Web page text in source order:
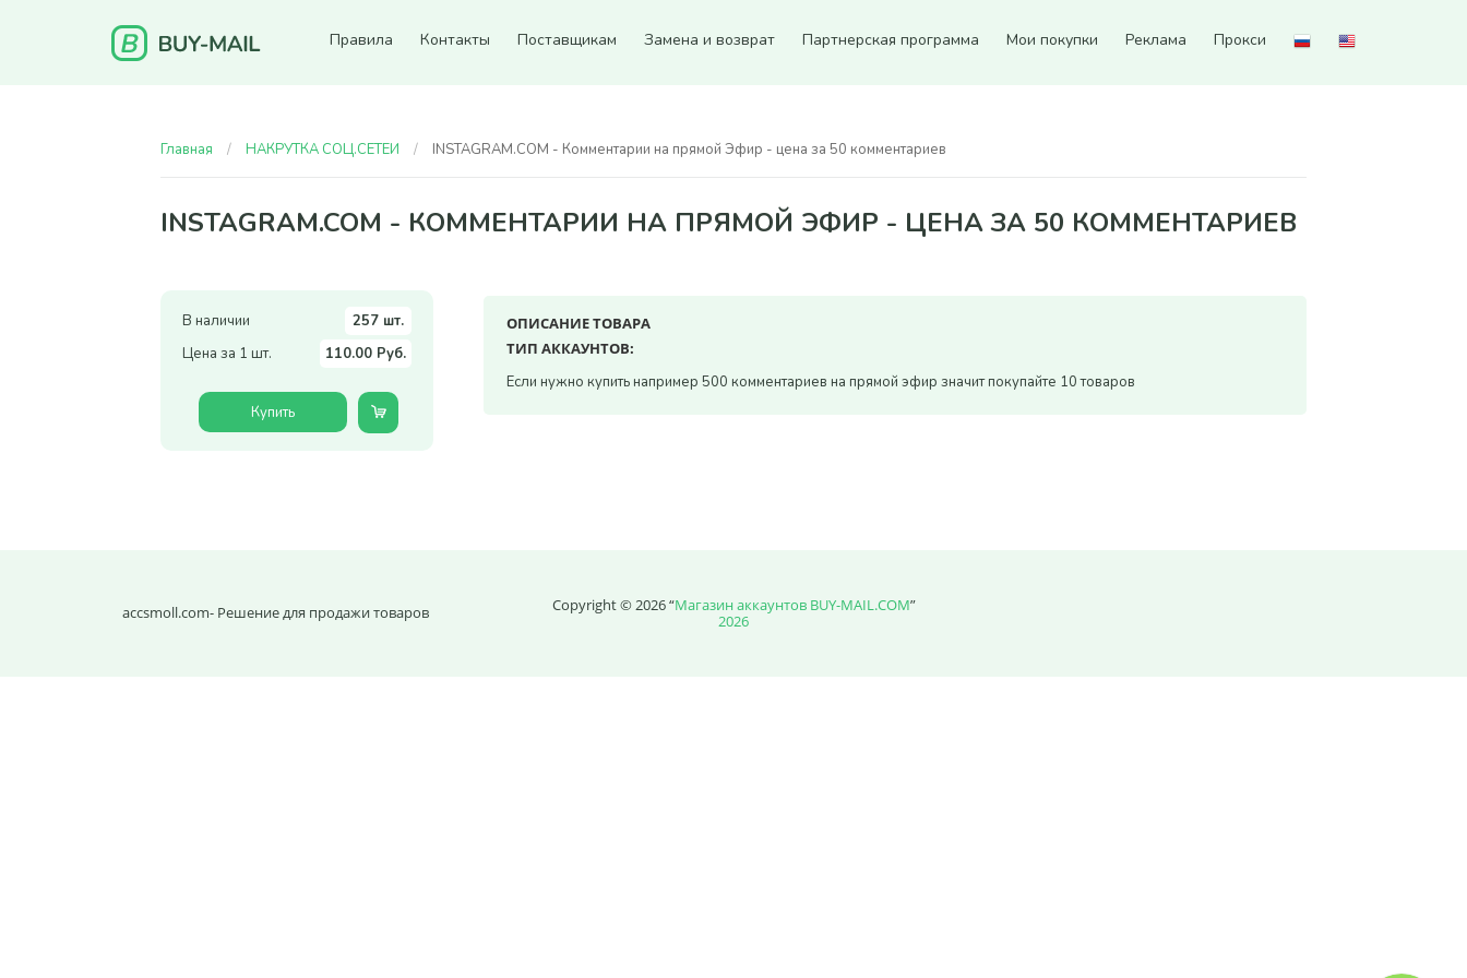
Правила Контакты Поставщикам Замена и возврат Партнерская программа Мои покупки Реклама Прокси
Главная НАКРУТКА СОЦ.СЕТЕЙ INSTAGRAM.COM - Комментарии на прямой Эфир - цена за 50 комментариев
INSTAGRAM.COM - КОММЕНТАРИИ НА ПРЯМОЙ ЭФИР - ЦЕНА ЗА 50 КОММЕНТАРИЕВ
В наличии
257 шт.
Цена за 1 шт.
110.00 Руб.
Купить
ОПИСАНИЕ ТОВАРА
ТИП АККАУНТОВ:
Если нужно купить например 500 комментариев на прямой эфир значит покупайте 10 товаров
accsmoll.com- Решение для продажи товаров Copyright © 2026 “Магазин аккаунтов BUY-MAIL.COM”
2026